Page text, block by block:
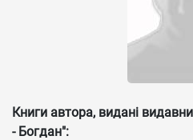
Книги автора, видані
- Богдан":